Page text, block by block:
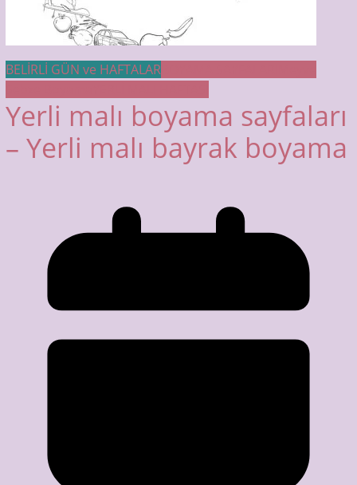
BELİRLİ GÜN ve HAFTALARBOYAMA SAYFALARI
Yerli malı boyama sayfaları
– Yerli malı bayrak boyama